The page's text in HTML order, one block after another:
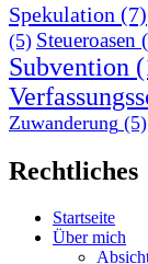
Spekulation (7)
(5) Steueroasen
Subvention
Zuwanderung (5)
Rechtliches
Startseite
Über mich